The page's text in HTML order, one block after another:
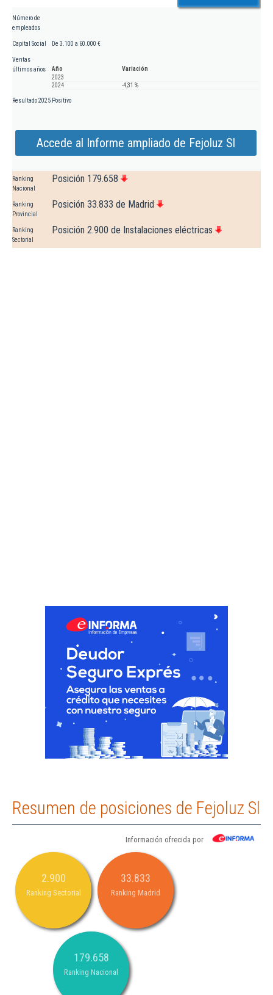
Número de
empleados
Capital Social De 3.100 a 60.000 €
Ventas
últimos años
Año
Variación
2023
2024
-4,31 %
Resultado 2025 Positivo
Accede al Informe ampliado de Fejoluz Sl
Ranking
Nacional
Posición 179.658
Ranking
Provincial
Posición 33.833 de Madrid
Ranking
Sectorial
Posición 2.900 de Instalaciones eléctricas
Resumen de posiciones de Fejoluz Sl
Información ofrecida por
2.900
Ranking Sectorial
33.833
Ranking Madrid
179.658
Ranking Nacional